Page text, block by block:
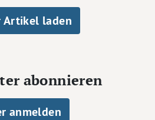
Artikel laden
abonnieren
anmelden